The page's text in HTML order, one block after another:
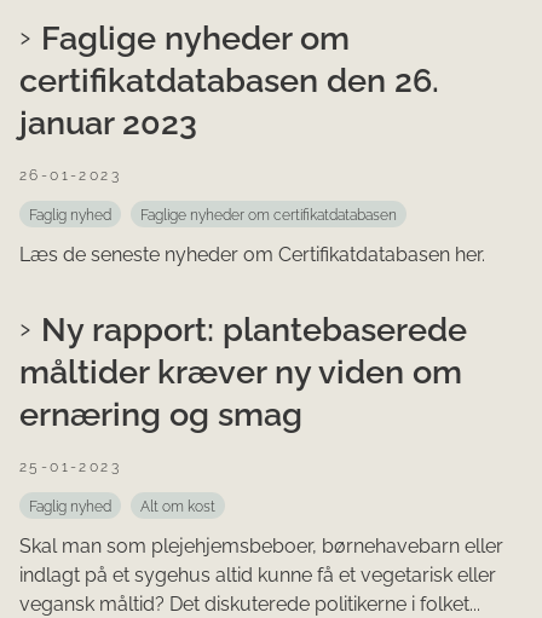
Faglige nyheder om
certifikatdatabasen den 26.
januar 2023
26-01-2023
Faglig nyhed Faglige nyheder om certifikatdatabasen
Læs de seneste nyheder om Certifikatdatabasen her.
Ny rapport: plantebaserede
måltider kræver ny viden om
ernæring og smag
25-01-2023
Faglig nyhed Alt om kost
Skal man som plejehjemsbeboer, børnehavebarn eller
indlagt på et sygehus altid kunne få et vegetarisk eller
vegansk måltid? Det diskuterede politikerne i folket...